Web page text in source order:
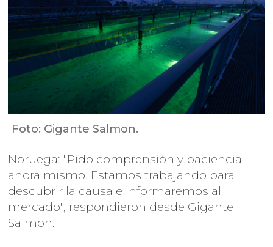
Foto: Gigante Salmon.
Noruega: "Pido comprensión y paciencia
ahora mismo. Estamos trabajando para
descubrir la causa e informaremos al
mercado", respondieron desde Gigante
Salmon.